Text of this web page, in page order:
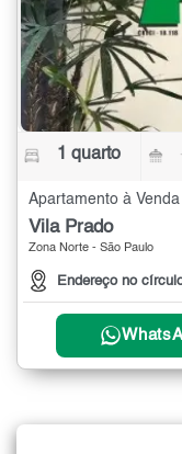
1 quarto
Apartamento à
Vila Prado
Zona Norte - São Paulo
Endereço no